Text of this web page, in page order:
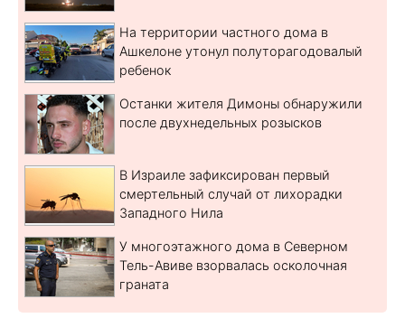
На территории частного дома в
Ашкелоне утонул полуторагодовалый
ребенок
Останки жителя Димоны обнаружили
после двухнедельных розысков
В Израиле зафиксирован первый
смертельный случай от лихорадки
Западного Нила
У многоэтажного дома в Северном
Тель-Авиве взорвалась осколочная
граната